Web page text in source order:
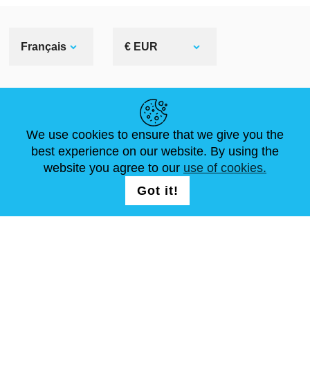
Français € EUR
ACTUALITÉS
ARTICLES
ABOUT US
FAQ
DIMENSIONS
NOUS CONTACTER
We use cookies to ensure that we give you the
best experience on our website. By using the
website you agree to our use of cookies.
Got it!